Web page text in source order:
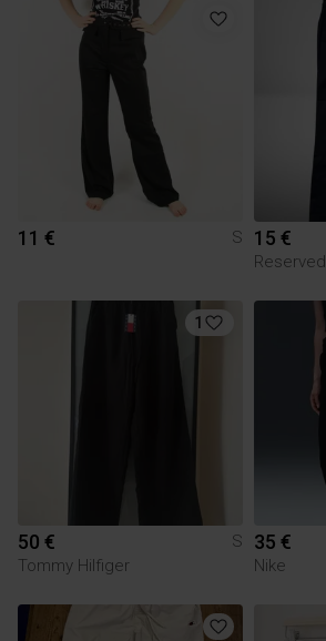
11 € S 15 €
Reserved
1
50 €
S
Tommy Hilfiger
35 €
Nike